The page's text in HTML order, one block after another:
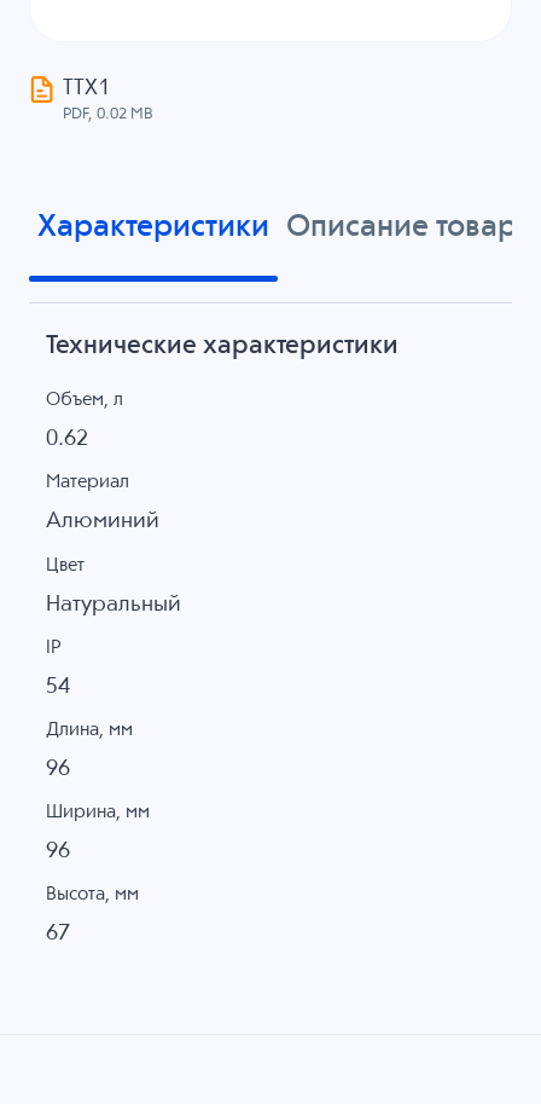
ТТХ1
PDF, 0.02 MB
Характеристики Описание товара
Технические характеристики
Объем, л
0.62
Материал
Алюминий
Цвет
Натуральный
IP
54
Длина, мм
96
Ширина, мм
96
Высота, мм
67